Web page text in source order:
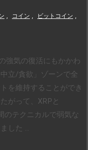
, コイン , ビットコイン ,
強気の復活にもかかわ
立/貪欲」ゾーンで全
を維持することができ
がって、XRPと
のテクニカルで弱気な
した ...